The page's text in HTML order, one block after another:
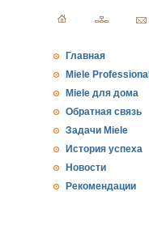
Главная
Miele Professional
Miele для дома
Обратная связь
Задачи Miele
История успеха
Новости
Рекомендации